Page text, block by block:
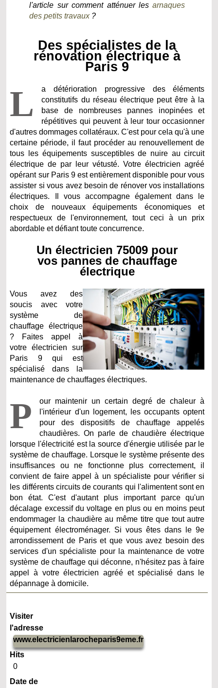
l'article sur comment atténuer lesarnaques
des petits travaux?
Des spécialistes de la
rénovation électrique à
Paris 9
L
a détérioration progressive des éléments
constitutifs du réseau électrique peut être à la
base de nombreuses pannes inopinées et
répétitives qui peuvent à leur tour occasionner
d'autres dommages collatéraux. C'est pour cela qu'à une
certaine période, il faut procéder au renouvellement de
tous les équipements susceptibles de nuire au circuit
électrique de par leur vétusté. Votre électricien agréé
opérant sur Paris 9 est entièrement disponible pour vous
assister si vous avez besoin de rénover vos installations
électriques. Il vous accompagne également dans le
choix de nouveaux équipements économiques et
respectueux de l'environnement, tout ceci à un prix
abordable et défiant toute concurrence.
Un électricien 75009 pour
vos pannes de chauffage
électrique
Vous avez des
soucis avec votre
système de
chauffage électrique
? Faites appel à
votre électricien sur
Paris 9 qui est
spécialisé dans la
maintenance de chauffages électriques.
P
our maintenir un certain degré de chaleur à
l'intérieur d'un logement, les occupants optent
pour des dispositifs de chauffage appelés
chaudières. On parle de chaudière électrique
lorsque l'électricité est la source d'énergie utilisée par le
système de chauffage. Lorsque le système présente des
insuffisances ou ne fonctionne plus correctement, il
convient de faire appel à un spécialiste pour vérifier si
les différents circuits de courants qui l'alimentent sont en
bon état. C'est d'autant plus important parce qu'un
décalage excessif du voltage en plus ou en moins peut
endommager la chaudière au même titre que tout autre
équipement électroménager. Si vous êtes dans le 9e
arrondissement de Paris et que vous avez besoin des
services d'un spécialiste pour la maintenance de votre
système de chauffage qui déconne, n'hésitez pas à faire
appel à votre électricien agréé et spécialisé dans le
dépannage à domicile.
Visiter
l'adresse
www.electricienlarocheparis9eme.fr
Hits
0
Date de